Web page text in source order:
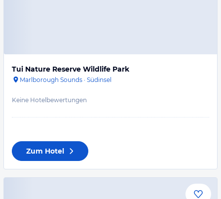
Tui Nature Reserve Wildlife Park
Marlborough Sounds · Südinsel
Keine Hotelbewertungen
Zum Hotel